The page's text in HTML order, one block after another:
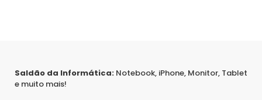
Saldão da Informática: Notebook, iPhone, Monitor, Tablet
e muito mais!